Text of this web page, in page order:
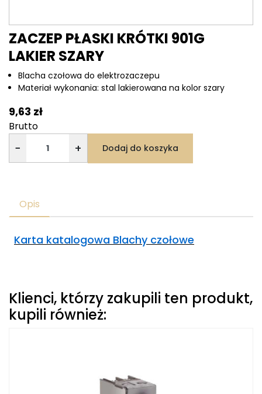
ZACZEP PŁASKI KRÓTKI 901G
LAKIER SZARY
Blacha czołowa do elektrozaczepu
Materiał wykonania: stal lakierowana na kolor szary
9,63 zł
Brutto
− + Dodaj do koszyka
Opis
Karta katalogowa Blachy czołowe
Klienci, którzy zakupili ten produkt,
kupili również: